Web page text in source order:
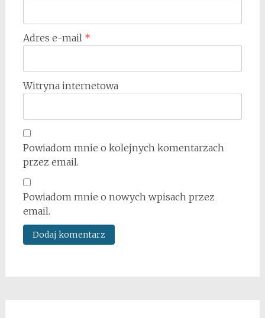
Adres e-mail *
Witryna internetowa
Powiadom mnie o kolejnych komentarzach
przez email.
Powiadom mnie o nowych wpisach przez
email.